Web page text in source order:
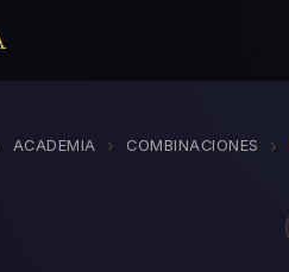
ACADEMIA › COMBINACIONES ›